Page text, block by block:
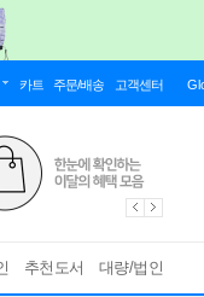
카트 주문/배송 고객센터
추천도서 대량/법인